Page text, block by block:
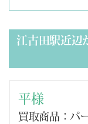
江古田駅近辺
平様
買取商品：パ